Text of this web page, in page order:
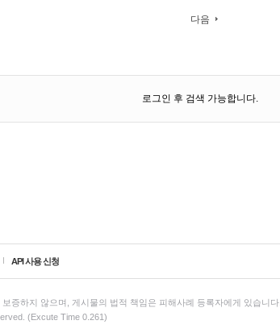
다음
로그인 후 검색 가능합니다.
API 사용 신청
증하지 않으며, 게시물의 법적 책임은 피해사례 등록자에게 있습니다.
(Excute Time 0.261)